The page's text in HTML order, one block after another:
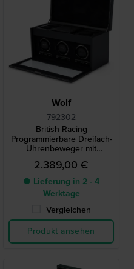
Wolf
792302
British Racing
Programmierbare Dreifach-
Uhrenbeweger mit
Aufbewahrung
2.389,00 €
● Lieferung in 2 - 4
Werktage
Vergleichen
Produkt ansehen